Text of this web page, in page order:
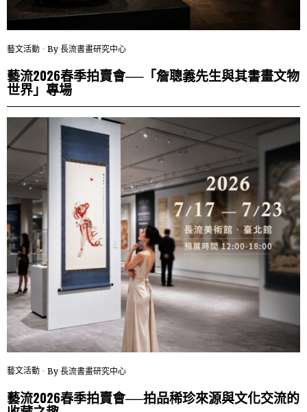
藝文活動 By 長流書畫研究中心
藝流2026春季拍賣會──「詹聰義先生與其書畫文物
世界」專場
藝文活動 By 長流書畫研究中心
藝流2026春季拍賣會──拍品稀珍來源與文化交流的